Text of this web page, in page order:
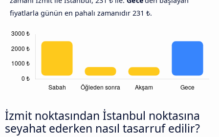
fiyatlarla günün en pahalı zamanıdır 231 ₺.
İzmit noktasından İstanbul noktasına
seyahat ederken nasıl tasarruf edilir?